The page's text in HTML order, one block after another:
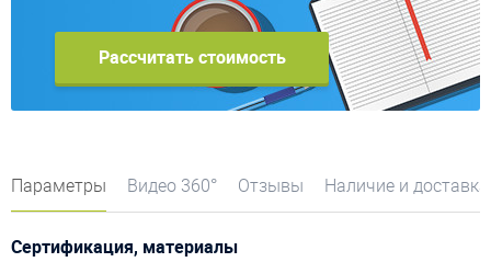
Рассчитать стоимость
Параметры Видео 360° Отзывы Наличие и доставка
Сертификация, материалы